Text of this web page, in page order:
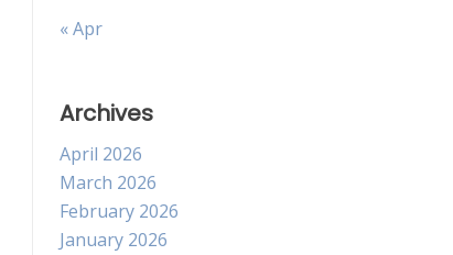
« Apr
Archives
April 2026
March 2026
February 2026
January 2026